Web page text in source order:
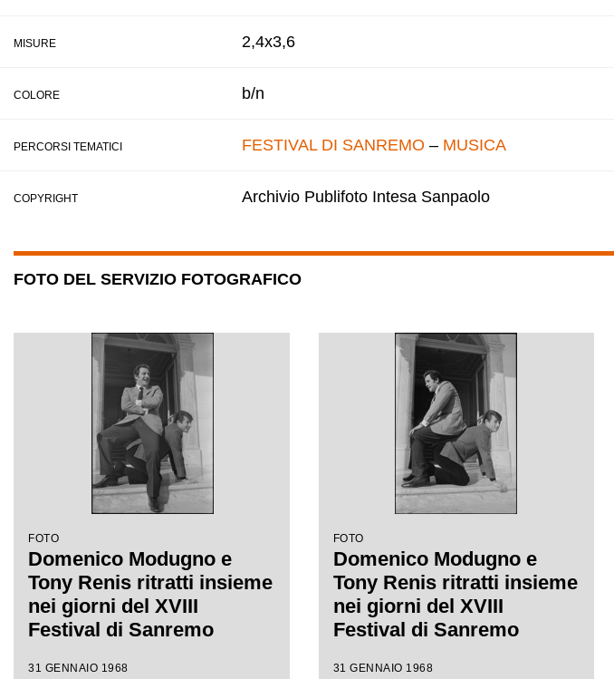
MISURE 2,4x3,6
COLORE b/n
PERCORSI TEMATICI FESTIVAL DI SANREMO – MUSICA
COPYRIGHT Archivio Publifoto Intesa Sanpaolo
FOTO DEL SERVIZIO FOTOGRAFICO
FOTO
Domenico Modugno e
Tony Renis ritratti insieme
nei giorni del XVIII
Festival di Sanremo
31 GENNAIO 1968
FOTO
Domenico Modugno e
Tony Renis ritratti insieme
nei giorni del XVIII
Festival di Sanremo
31 GENNAIO 1968